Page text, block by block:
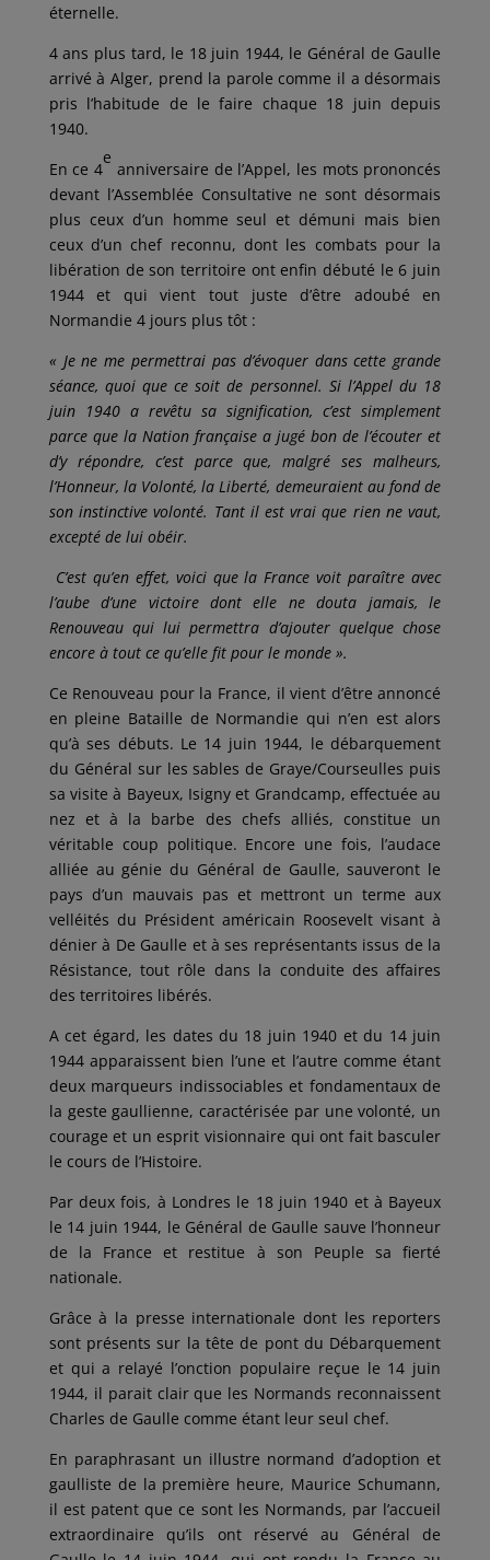
éternelle.
4 ans plus tard, le 18 juin 1944, le Général de Gaulle
arrivé à Alger, prend la parole comme il a désormais
pris l’habitude de le faire chaque 18 juin depuis
1940.
En ce 4
e
anniversaire de l’Appel, les mots prononcés
devant l’Assemblée Consultative ne sont désormais
plus ceux d’un homme seul et démuni mais bien
ceux d’un chef reconnu, dont les combats pour la
libération de son territoire ont enfin débuté le 6 juin
1944 et qui vient tout juste d’être adoubé en
Normandie 4 jours plus tôt :
« Je ne me permettrai pas d’évoquer dans cette grande
séance, quoi que ce soit de personnel. Si l’Appel du 18
juin 1940 a revêtu sa signification, c’est simplement
parce que la Nation française a jugé bon de l’écouter et
d’y répondre, c’est parce que, malgré ses malheurs,
l’Honneur, la Volonté, la Liberté, demeuraient au fond de
son instinctive volonté. Tant il est vrai que rien ne vaut,
excepté de lui obéir.
C’est qu’en effet, voici que la France voit paraître avec
l’aube d’une victoire dont elle ne douta jamais, le
Renouveau qui lui permettra d’ajouter quelque chose
encore à tout ce qu’elle fit pour le monde ».
Ce Renouveau pour la France, il vient d’être annoncé
en pleine Bataille de Normandie qui n’en est alors
qu’à ses débuts. Le 14 juin 1944, le débarquement
du Général sur les sables de Graye/Courseulles puis
sa visite à Bayeux, Isigny et Grandcamp, effectuée au
nez et à la barbe des chefs alliés, constitue un
véritable coup politique. Encore une fois, l’audace
alliée au génie du Général de Gaulle, sauveront le
pays d’un mauvais pas et mettront un terme aux
velléités du Président américain Roosevelt visant à
dénier à De Gaulle et à ses représentants issus de la
Résistance, tout rôle dans la conduite des affaires
des territoires libérés.
A cet égard, les dates du 18 juin 1940 et du 14 juin
1944 apparaissent bien l’une et l’autre comme étant
deux marqueurs indissociables et fondamentaux de
la geste gaullienne, caractérisée par une volonté, un
courage et un esprit visionnaire qui ont fait basculer
le cours de l’Histoire.
Par deux fois, à Londres le 18 juin 1940 et à Bayeux
le 14 juin 1944, le Général de Gaulle sauve l’honneur
de la France et restitue à son Peuple sa fierté
nationale.
Grâce à la presse internationale dont les reporters
sont présents sur la tête de pont du Débarquement
et qui a relayé l’onction populaire reçue le 14 juin
1944, il parait clair que les Normands reconnaissent
Charles de Gaulle comme étant leur seul chef.
En paraphrasant un illustre normand d’adoption et
gaulliste de la première heure, Maurice Schumann,
il est patent que ce sont les Normands, par l’accueil
extraordinaire qu’ils ont réservé au Général de